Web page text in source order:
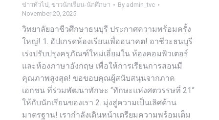
ข่าวทั่วไป, ข่าวนักเรียน-นักศึกษา By admin_tvc
November 20, 2025
วิทยาลัยอาชีวศึกษาธนบุรี ประกาศความพร้อมครั้ง
ใหญ่! 1. อัปเกรดห้องเรียนเพื่ออนาคต! อาชีวะธนบุรี
เร่งปรับปรุงครุภัณฑ์ใหม่เอี่ยมใน ห้องคอมพิวเตอร์
และห้องภาษาอังกฤษ เพื่อให้การเรียนการสอนมี
คุณภาพสูงสุด! ขอขอบคุณผู้สนับสนุนจากภาค
เอกชน ที่ร่วมพัฒนาทักษะ “ทักษะแห่งศตวรรษที่ 21”
ให้กับนักเรียนของเรา 2. มุ่งสู่ความเป็นเลิศด้าน
มาตรฐาน! เรากำลังเดินหน้าเตรียมความพร้อมเต็ม